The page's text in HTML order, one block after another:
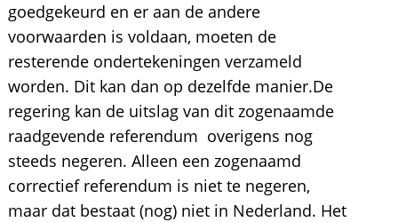
goedgekeurd en er aan de andere
voorwaarden is voldaan, moeten de
resterende ondertekeningen verzameld
worden. Dit kan dan op dezelfde manier.De
regering kan de uitslag van dit zogenaamde
raadgevende referendum overigens nog
steeds negeren. Alleen een zogenaamd
correctief referendum is niet te negeren,
maar dat bestaat (nog) niet in Nederland. Het